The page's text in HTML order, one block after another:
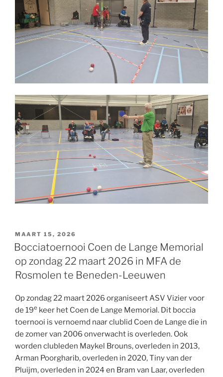
GEPLAATST
OP
MAART 15, 2026
Bocciatoernooi Coen de Lange Memorial
op zondag 22 maart 2026 in MFA de
Rosmolen te Beneden-Leeuwen
Op zondag 22 maart 2026 organiseert ASV Vizier voor
de 19e keer het Coen de Lange Memorial. Dit boccia
toernooi is vernoemd naar clublid Coen de Lange die in
de zomer van 2006 onverwacht is overleden. Ook
worden clubleden Maykel Brouns, overleden in 2013,
Arman Poorgharib, overleden in 2020, Tiny van der
Pluijm, overleden in 2024 en Bram van Laar, overleden